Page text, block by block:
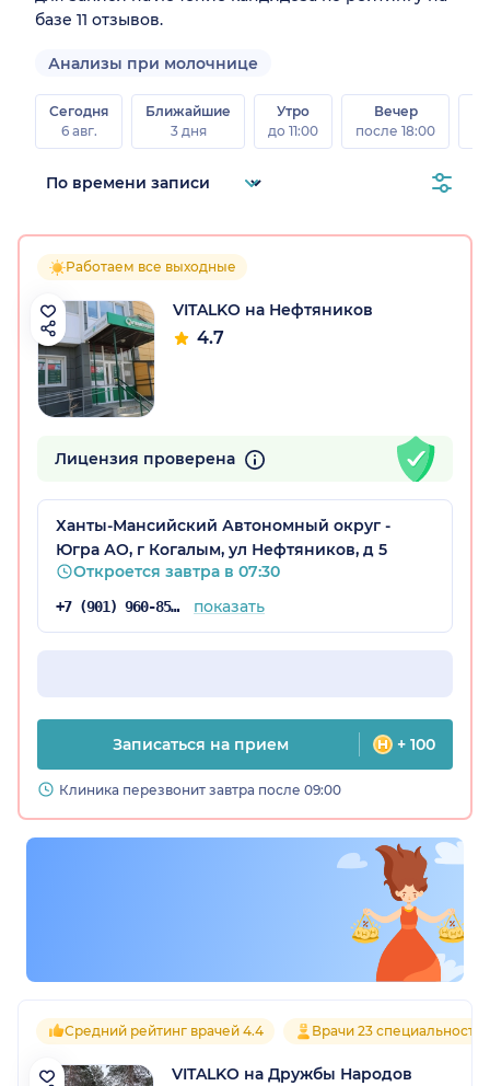
базе 11 отзывов.
Анализы при молочнице
Сегодня
6 авг.
Ближайшие
3 дня
Утро
до 11:00
Вечер
после 18:00
Работаем все выходные
VITALKO на Нефтяников
4.7
Лицензия проверена
Ханты-Мансийский Автономный округ -
Югра АО, г Когалым, ул Нефтяников, д 5
Откроется завтра в 07:30
+7 (901) 960-85-46 показать
Записаться на прием + 100
Клиника перезвонит завтра после 09:00
Средний рейтинг врачей 4.4 Врачи 23
VITALKO на Дружбы Народов